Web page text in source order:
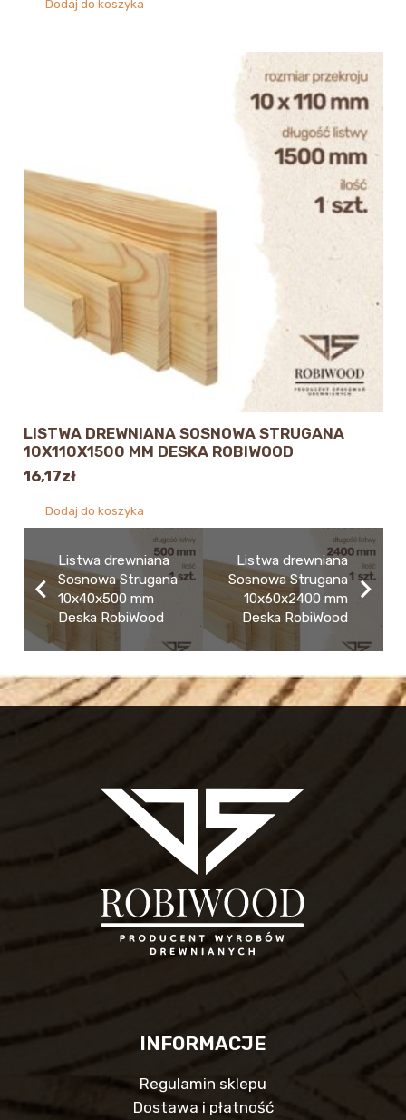
Dodaj do koszyka
LISTWA DREWNIANA SOSNOWA STRUGANA
10X110X1500 MM DESKA ROBIWOOD
16,17zł
Dodaj do koszyka
Listwa drewniana
Sosnowa Strugana
10x40x500 mm
Deska RobiWood
Listwa drewniana
Sosnowa Strugana
10x60x2400 mm
Deska RobiWood
INFORMACJE
Regulamin sklepu
Dostawa i płatność